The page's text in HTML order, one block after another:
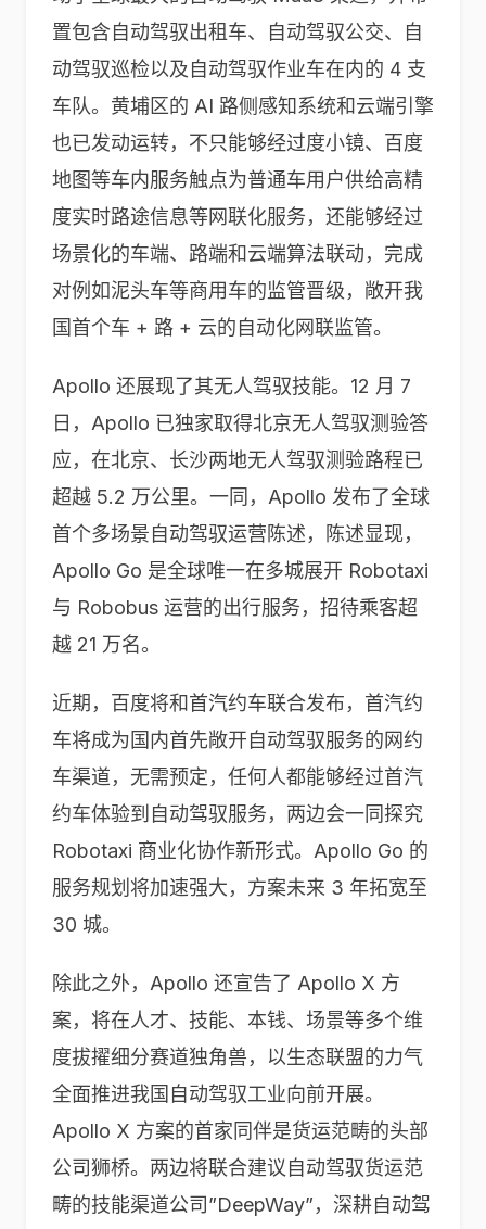
置包含自动驾驭出租车、自动驾驭公交、自
动驾驭巡检以及自动驾驭作业车在内的 4 支
车队。黄埔区的 AI 路侧感知系统和云端引擎
也已发动运转，不只能够经过度小镜、百度
地图等车内服务触点为普通车用户供给高精
度实时路途信息等网联化服务，还能够经过
场景化的车端、路端和云端算法联动，完成
对例如泥头车等商用车的监管晋级，敞开我
国首个车 + 路 + 云的自动化网联监管。
Apollo 还展现了其无人驾驭技能。12 月 7
日，Apollo 已独家取得北京无人驾驭测验答
应，在北京、长沙两地无人驾驭测验路程已
超越 5.2 万公里。一同，Apollo 发布了全球
首个多场景自动驾驭运营陈述，陈述显现，
Apollo Go 是全球唯一在多城展开 Robotaxi
与 Robobus 运营的出行服务，招待乘客超
越 21 万名。
近期，百度将和首汽约车联合发布，首汽约
车将成为国内首先敞开自动驾驭服务的网约
车渠道，无需预定，任何人都能够经过首汽
约车体验到自动驾驭服务，两边会一同探究
Robotaxi 商业化协作新形式。Apollo Go 的
服务规划将加速强大，方案未来 3 年拓宽至
30 城。
除此之外，Apollo 还宣告了 Apollo X 方
案，将在人才、技能、本钱、场景等多个维
度拔擢细分赛道独角兽，以生态联盟的力气
全面推进我国自动驾驭工业向前开展。
Apollo X 方案的首家同伴是货运范畴的头部
公司狮桥。两边将联合建议自动驾驭货运范
畴的技能渠道公司”DeepWay”，深耕自动驾